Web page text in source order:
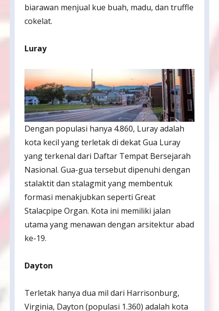
biarawan menjual kue buah, madu, dan truffle
cokelat.
Luray
Dengan populasi hanya 4.860, Luray adalah
kota kecil yang terletak di dekat Gua Luray
yang terkenal dari Daftar Tempat Bersejarah
Nasional. Gua-gua tersebut dipenuhi dengan
stalaktit dan stalagmit yang membentuk
formasi menakjubkan seperti Great
Stalacpipe Organ. Kota ini memiliki jalan
utama yang menawan dengan arsitektur abad
ke-19.
Dayton
Terletak hanya dua mil dari Harrisonburg,
Virginia, Dayton (populasi 1.360) adalah kota